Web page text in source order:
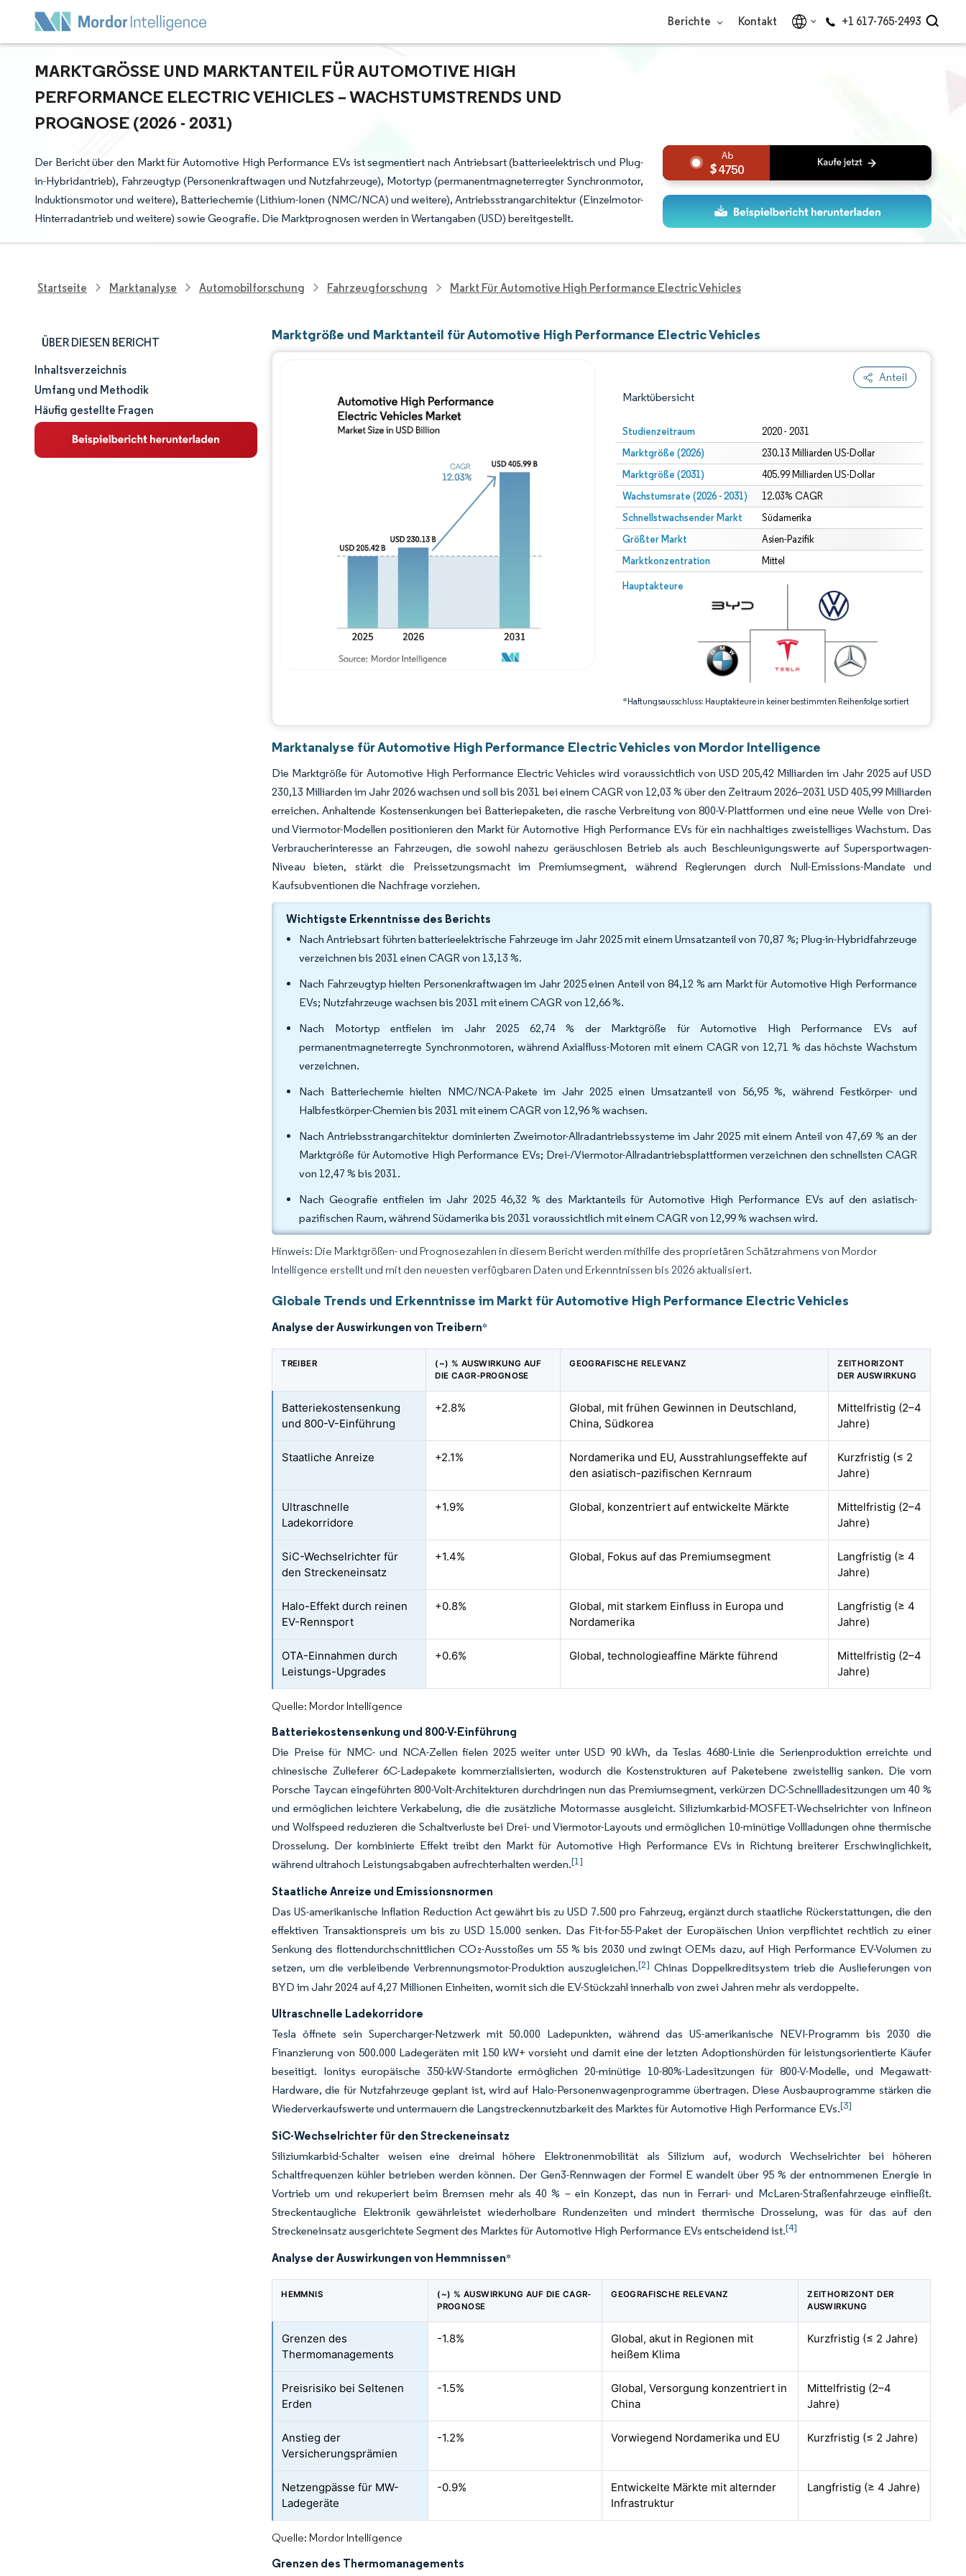
Berichte Kontakt +1 617-765-2493
MARKTGRÖSSE UND MARKTANTEIL FÜR AUTOMOTIVE HIGH P
ERFORMANCE ELECTRIC VEHICLES – WACHSTUMSTRENDS UND P
ROGNOSE (2026 - 2031)
Der Bericht über den Markt für Automotive High Performance EVs ist segmentiert nach Antriebsart (batterieelektrisch und Plug-
in-Hybridantrieb), Fahrzeugtyp (Personenkraftwagen und Nutzfahrzeuge), Motortyp (permanentmagneterregter Synchronmotor,
Induktionsmotor und weitere), Batteriechemie (Lithium-Ionen (NMC/NCA) und weitere), Antriebsstrangarchitektur (Einzelmotor-
Hinterradantrieb und weitere) sowie Geografie. Die Marktprognosen werden in Wertangaben (USD) bereitgestellt.
4750
Startseite Marktanalyse Automobilforschung Fahrzeugforschung Markt Für Automotive High Performance Electric Vehicles
ÜBER DIESEN BERICHT
Marktgröße und -anteil
Marktanalyse
Trends und Einblicke
Inhaltsverzeichnis
Umfang und Methodik
Häufig gestellte Fragen
Marktgröße und Marktanteil für Automotive High Performance Electric Vehicles
Anteil
Marktübersicht
Studienzeitraum 2020 - 2031
Marktgröße (2026) 230.13 Milliarden US-Dollar
Marktgröße (2031) 405.99 Milliarden US-Dollar
Wachstumsrate (2026 - 2031) 12.03% CAGR
Schnellstwachsender Markt Südamerika
Größter Markt Asien-Pazifik
Marktkonzentration Mittel
Hauptakteure
*Haftungsausschluss: Hauptakteure in keiner bestimmten Reihenfolge sortiert
Bild © Mordor Intelligence. Wiederverwendung erfordert Namensnennung gemäß CC BY 4.0.
Bild © Mordor Intelligence. Wiederverwendung erfordert Namensnennung gemäß CC BY 4.0.
Marktanalyse für Automotive High Performance Electric Vehicles von Mordor Intelligence
Die Marktgröße für Automotive High Performance Electric Vehicles wird voraussichtlich von USD 205,42 Milliarden im Jahr 2025 auf USD
230,13 Milliarden im Jahr 2026 wachsen und soll bis 2031 bei einem CAGR von 12,03 % über den Zeitraum 2026–2031 USD 405,99 Milliarden
erreichen. Anhaltende Kostensenkungen bei Batteriepaketen, die rasche Verbreitung von 800-V-Plattformen und eine neue Welle von Drei-
und Viermotor-Modellen positionieren den Markt für Automotive High Performance EVs für ein nachhaltiges zweistelliges Wachstum. Das
Verbraucherinteresse an Fahrzeugen, die sowohl nahezu geräuschlosen Betrieb als auch Beschleunigungswerte auf Supersportwagen-
Niveau bieten, stärkt die Preissetzungsmacht im Premiumsegment, während Regierungen durch Null-Emissions-Mandate und
Kaufsubventionen die Nachfrage vorziehen.
Wichtigste Erkenntnisse des Berichts
Nach Antriebsart führten batterieelektrische Fahrzeuge im Jahr 2025 mit einem Umsatzanteil von 70,87 %; Plug-in-Hybridfahrzeuge
verzeichnen bis 2031 einen CAGR von 13,13 %.
Nach Fahrzeugtyp hielten Personenkraftwagen im Jahr 2025 einen Anteil von 84,12 % am Markt für Automotive High Performance
EVs; Nutzfahrzeuge wachsen bis 2031 mit einem CAGR von 12,66 %.
Nach Motortyp entfielen im Jahr 2025 62,74 % der Marktgröße für Automotive High Performance EVs auf
permanentmagneterregte Synchronmotoren, während Axialfluss-Motoren mit einem CAGR von 12,71 % das höchste Wachstum
verzeichnen.
Nach Batteriechemie hielten NMC/NCA-Pakete im Jahr 2025 einen Umsatzanteil von 56,95 %, während Festkörper- und
Halbfestkörper-Chemien bis 2031 mit einem CAGR von 12,96 % wachsen.
Nach Antriebsstrangarchitektur dominierten Zweimotor-Allradantriebssysteme im Jahr 2025 mit einem Anteil von 47,69 % an der
Marktgröße für Automotive High Performance EVs; Drei-/Viermotor-Allradantriebsplattformen verzeichnen den schnellsten CAGR
von 12,47 % bis 2031.
Nach Geografie entfielen im Jahr 2025 46,32 % des Marktanteils für Automotive High Performance EVs auf den asiatisch-
pazifischen Raum, während Südamerika bis 2031 voraussichtlich mit einem CAGR von 12,99 % wachsen wird.
Hinweis: Die Marktgrößen- und Prognosezahlen in diesem Bericht werden mithilfe des proprietären Schätzrahmens von Mordor
Intelligence erstellt und mit den neuesten verfügbaren Daten und Erkenntnissen bis 2026 aktualisiert.
Globale Trends und Erkenntnisse im Markt für Automotive High Performance Electric Vehicles
Analyse der Auswirkungen von Treibern*
TREIBER
(~) % AUSWIRKUNG AUF
DIE CAGR-PROGNOSE
GEOGRAFISCHE RELEVANZ
ZEITHORIZONT
DER AUSWIRKUNG
Batteriekostensenkung
und 800-V-Einführung
+2.8%
Global, mit frühen Gewinnen in Deutschland,
China, Südkorea
Mittelfristig (2–4
Jahre)
Staatliche Anreize +2.1%
Nordamerika und EU, Ausstrahlungseffekte auf
den asiatisch-pazifischen Kernraum
Kurzfristig (≤ 2
Jahre)
Ultraschnelle
Ladekorridore
+1.9% Global, konzentriert auf entwickelte Märkte
Mittelfristig (2–4
Jahre)
SiC-Wechselrichter für
den Streckeneinsatz
+1.4% Global, Fokus auf das Premiumsegment
Langfristig (≥ 4
Jahre)
Halo-Effekt durch reinen
EV-Rennsport
+0.8%
Global, mit starkem Einfluss in Europa und
Nordamerika
Langfristig (≥ 4
Jahre)
OTA-Einnahmen durch
Leistungs-Upgrades
+0.6% Global, technologieaffine Märkte führend
Mittelfristig (2–4
Jahre)
Quelle: Mordor Intelligence
Batteriekostensenkung und 800-V-Einführung
Die Preise für NMC- und NCA-Zellen fielen 2025 weiter unter USD 90 kWh, da Teslas 4680-Linie die Serienproduktion erreichte und
chinesische Zulieferer 6C-Ladepakete kommerzialisierten, wodurch die Kostenstrukturen auf Paketebene zweistellig sanken. Die vom
Porsche Taycan eingeführten 800-Volt-Architekturen durchdringen nun das Premiumsegment, verkürzen DC-Schnellladesitzungen um 40 %
und ermöglichen leichtere Verkabelung, die die zusätzliche Motormasse ausgleicht. Siliziumkarbid-MOSFET-Wechselrichter von Infineon
und Wolfspeed reduzieren die Schaltverluste bei Drei- und Viermotor-Layouts und ermöglichen 10-minütige Vollladungen ohne thermische
Drosselung. Der kombinierte Effekt treibt den Markt für Automotive High Performance EVs in Richtung breiterer Erschwinglichkeit,
während ultrahoch Leistungsabgaben aufrechterhalten werden.[1]
Staatliche Anreize und Emissionsnormen
Das US-amerikanische Inflation Reduction Act gewährt bis zu USD 7.500 pro Fahrzeug, ergänzt durch staatliche Rückerstattungen, die den
effektiven Transaktionspreis um bis zu USD 15.000 senken. Das Fit-for-55-Paket der Europäischen Union verpflichtet rechtlich zu einer
Senkung des flottendurchschnittlichen CO₂-Ausstoßes um 55 % bis 2030 und zwingt OEMs dazu, auf High Performance EV-Volumen zu
setzen, um die verbleibende Verbrennungsmotor-Produktion auszugleichen.[2] Chinas Doppelkreditsystem trieb die Auslieferungen von
BYD im Jahr 2024 auf 4,27 Millionen Einheiten, womit sich die EV-Stückzahl innerhalb von zwei Jahren mehr als verdoppelte.
Ultraschnelle Ladekorridore
Tesla öffnete sein Supercharger-Netzwerk mit 50.000 Ladepunkten, während das US-amerikanische NEVI-Programm bis 2030 die
Finanzierung von 500.000 Ladegeräten mit 150 kW+ vorsieht und damit eine der letzten Adoptionshürden für leistungsorientierte Käufer
beseitigt. Ionitys europäische 350-kW-Standorte ermöglichen 20-minütige 10-80%-Ladesitzungen für 800-V-Modelle, und Megawatt-
Hardware, die für Nutzfahrzeuge geplant ist, wird auf Halo-Personenwagenprogramme übertragen. Diese Ausbauprogramme stärken die
Wiederverkaufswerte und untermauern die Langstreckennutzbarkeit des Marktes für Automotive High Performance EVs.[3]
SiC-Wechselrichter für den Streckeneinsatz
Siliziumkarbid-Schalter weisen eine dreimal höhere Elektronenmobilität als Silizium auf, wodurch Wechselrichter bei höheren
Schaltfrequenzen kühler betrieben werden können. Der Gen3-Rennwagen der Formel E wandelt über 95 % der entnommenen Energie in
Vortrieb um und rekuperiert beim Bremsen mehr als 40 % – ein Konzept, das nun in Ferrari- und McLaren-Straßenfahrzeuge einfließt.
Streckentaugliche Elektronik gewährleistet wiederholbare Rundenzeiten und mindert thermische Drosselung, was für das auf den
Streckeneinsatz ausgerichtete Segment des Marktes für Automotive High Performance EVs entscheidend ist.[4]
Analyse der Auswirkungen von Hemmnissen*
HEMMNIS
(~) % AUSWIRKUNG AUF DIE CAGR-
PROGNOSE
GEOGRAFISCHE RELEVANZ
ZEITHORIZONT DER
AUSWIRKUNG
Grenzen des
Thermomanagements
-1.8%
Global, akut in Regionen mit
heißem Klima
Kurzfristig (≤ 2 Jahre)
Preisrisiko bei Seltenen
Erden
-1.5%
Global, Versorgung konzentriert in
China
Mittelfristig (2–4
Jahre)
Anstieg der
Versicherungsprämien
-1.2% Vorwiegend Nordamerika und EU Kurzfristig (≤ 2 Jahre)
Netzengpässe für MW-
Ladegeräte
-0.9%
Entwickelte Märkte mit alternder
Infrastruktur
Langfristig (≥ 4 Jahre)
Quelle: Mordor Intelligence
Grenzen des Thermomanagements